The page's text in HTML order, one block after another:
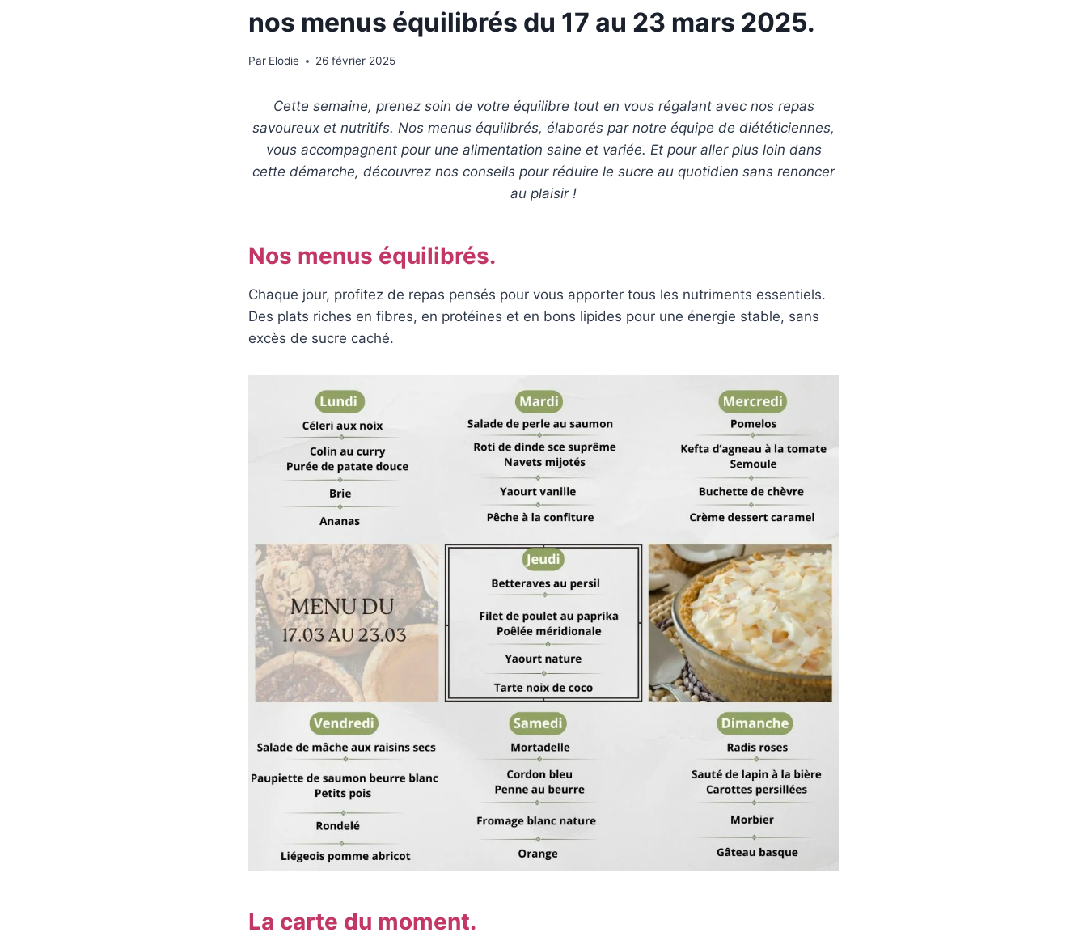
nos menus équilibrés du 17 au 23 mars 2025.
Par Elodie 26 février 2025
Cette semaine, prenez soin de votre équilibre tout en vous régalant avec nos repas
savoureux et nutritifs. Nos menus équilibrés, élaborés par notre équipe de diététiciennes,
vous accompagnent pour une alimentation saine et variée. Et pour aller plus loin dans
cette démarche, découvrez nos conseils pour réduire le sucre au quotidien sans renoncer
au plaisir !
Nos menus équilibrés.
Chaque jour, profitez de repas pensés pour vous apporter tous les nutriments essentiels.
Des plats riches en fibres, en protéines et en bons lipides pour une énergie stable, sans
excès de sucre caché.
La carte du moment.